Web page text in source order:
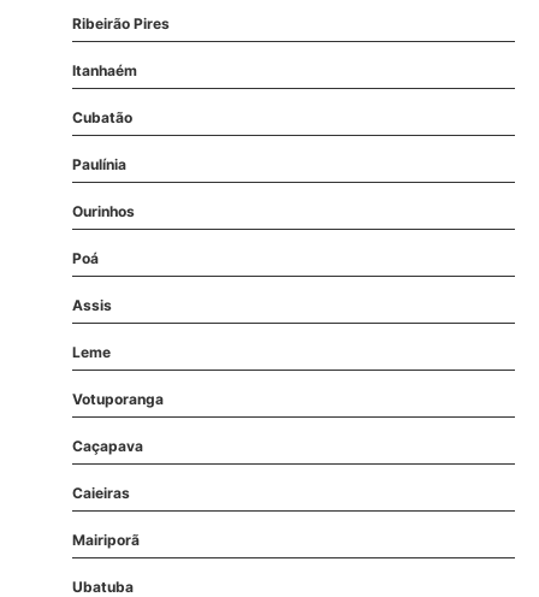
Ribeirão Pires
Itanhaém
Cubatão
Paulínia
Ourinhos
Poá
Assis
Leme
Votuporanga
Caçapava
Caieiras
Mairiporã
Ubatuba